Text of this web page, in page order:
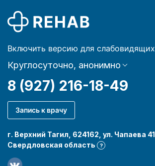
Включить версию для слабовидящих
Круглосуточно, анонимно
8 (927) 216-18-49
Запись к врачу
г. Верхний Тагил, 624162, ул. Чапаева 41,
Свердловская область
?